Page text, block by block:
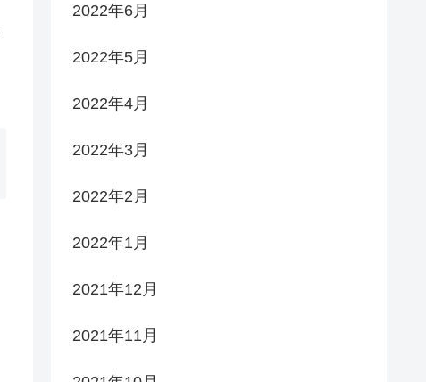
2022年6月
2022年5月
2022年4月
2022年3月
2022年2月
2022年1月
2021年12月
2021年11月